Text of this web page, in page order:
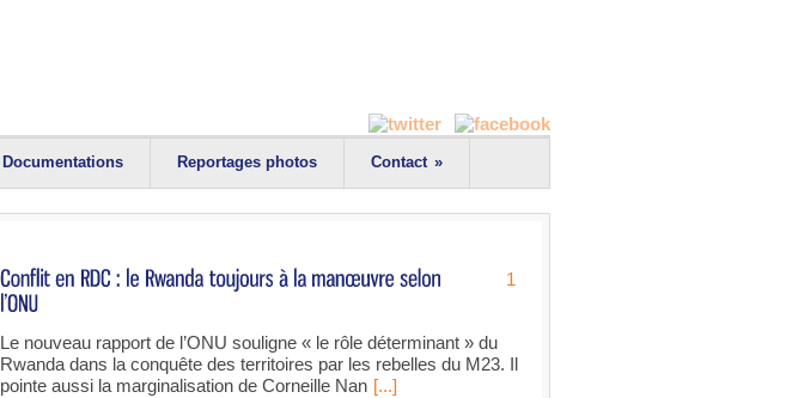
Documentations Reportages photos Contact »
1
Le nouveau rapport de l’ONU souligne « le rôle déterminant » du
Rwanda dans la conquête des territoires par les rebelles du M23. Il
pointe aussi la marginalisation de Corneille Nan [...]